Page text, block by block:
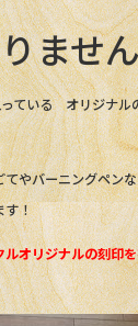
ませ
ている オリジナル
やバーニングペン
す！
オリジナルの刻印